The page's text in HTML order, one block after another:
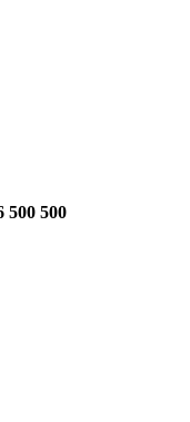
500 500